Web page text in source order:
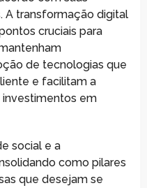
A transformação digital
cruciais para
de tecnologias que
e facilitam a
em
social e a
como pilares
que desejam se